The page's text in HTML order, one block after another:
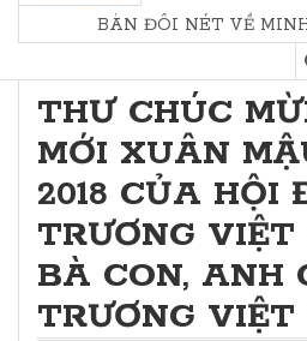
BÀN ĐÔI NÉT VỀ MINH TRIẾT
THƯ CHÚC
MỚI XUÂN
2018 CỦA HỘI
TRƯƠNG
BÀ CON, ANH
TRƯƠNG